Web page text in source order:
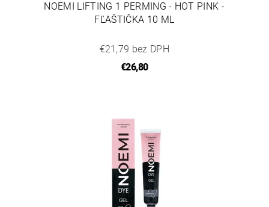
NOEMI LIFTING 1 PERMING - HOT PINK -
FĽAŠTIČKA 10 ML
€21,79 bez DPH
€26,80